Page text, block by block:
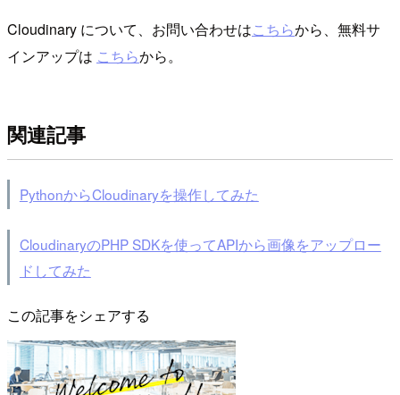
Cloudinary について、お問い合わせはこちらから、無料サ
インアップは こちらから。
関連記事
PythonからCloudinaryを操作してみた
CloudinaryのPHP SDKを使ってAPIから画像をアップロー
ドしてみた
この記事をシェアする